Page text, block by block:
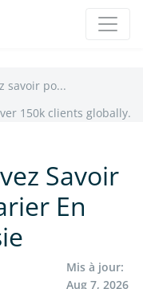
savoir po...
150k clients globally.
Savoir
En
Mis à jour:
Aug 7, 2026